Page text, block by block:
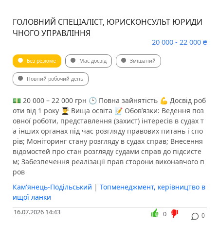
ГОЛОВНИЙ СПЕЦІАЛІСТ, ЮРИСКОНСУЛЬТ ЮРИДИ
ЧНОГО УПРАВЛІННЯ
20 000 - 22 000 ₴
Без резюме Має досвід Змішаний
Повний робочий день
💵 20 000 – 22 000 грн 🕑 Повна зайнятість 💪 Досвід роб
оти від 1 року 👨‍🎓 Вища освіта 📝 Обов’язки: Ведення поз
овної роботи, представлення (захист) інтересів в судах т
а інших органах під час розгляду правових питань і спо
рів; Моніторинг стану розгляду в судах справ; Внесення
відомостей про стан розгляду судами справ до підсисте
м; Забезпечення реалізації прав сторони виконавчого п
ров
Кам'янець-Подільський | Топменеджмент, керівництво в
ищої ланки
16.07.2026 14:43 0
0